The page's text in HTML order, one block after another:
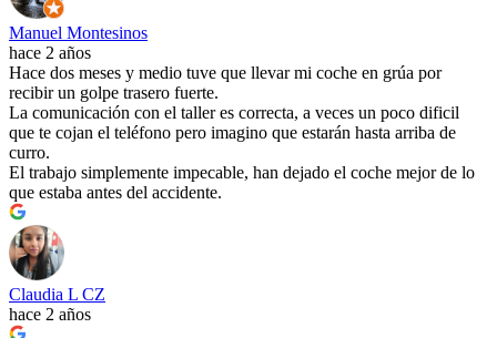
Manuel Montesinos
hace 2 años
Hace dos meses y medio tuve que llevar mi coche en grúa por
recibir un golpe trasero fuerte.
La comunicación con el taller es correcta, a veces un poco dificil
que te cojan el teléfono pero imagino que estarán hasta arriba de
curro.
El trabajo simplemente impecable, han dejado el coche mejor de lo
que estaba antes del accidente.
Claudia L CZ
hace 2 años